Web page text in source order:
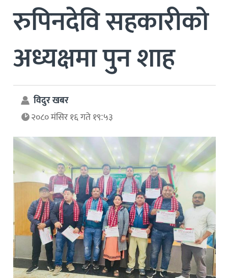
रुपिनदेवि सहकारीको
अध्यक्षमा पुन शाह
विदुर खबर
२०८० मंसिर १६ गते १९:५३